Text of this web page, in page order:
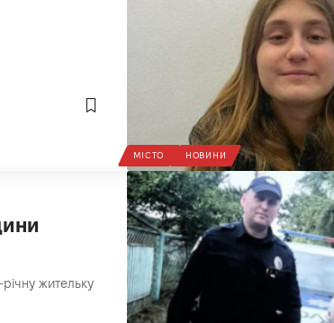
МІСТО НОВИНИ
жительку